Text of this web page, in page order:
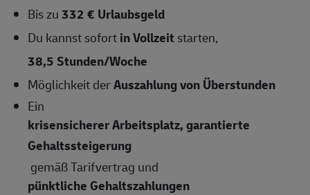
Bis zu332 € Urlaubsgeld
Du kannst sofortin Vollzeit starten,
38,5 Stunden/Woche
Möglichkeit derAuszahlung von Überstunden
Ein
krisensicherer Arbeitsplatz, garantierte
Gehaltssteigerung
gemäß Tarifvertrag und
pünktliche Gehaltszahlungen